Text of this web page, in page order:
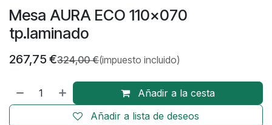
Mesa AURA ECO 110x070
tp.laminado
267,75 €324,00€(impuesto incluido)
Añadir a la cesta
Añadir a lista de deseos